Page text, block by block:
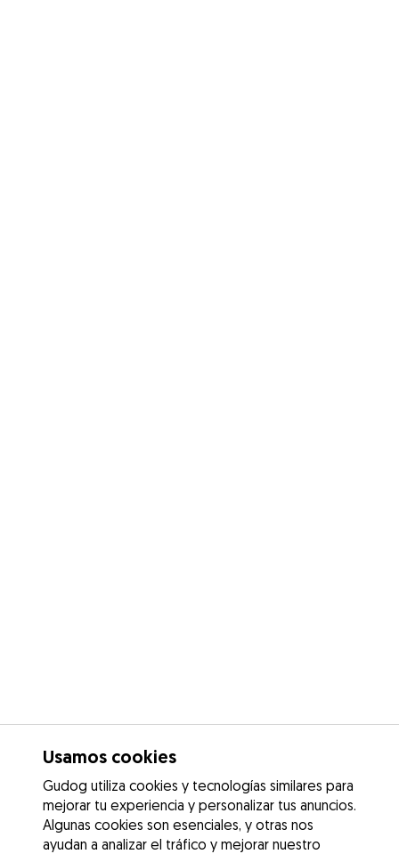
Usamos cookies
Gudog utiliza cookies y tecnologías similares para
mejorar tu experiencia y personalizar tus anuncios.
Algunas cookies son esenciales, y otras nos
ayudan a analizar el tráfico y mejorar nuestro